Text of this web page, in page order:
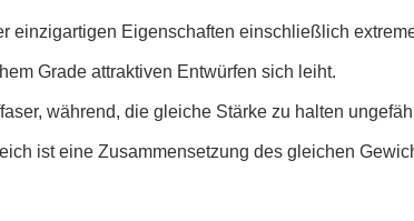
einzigartigen Eigenschaften einschließlich
Grade attraktiven Entwürfen sich leiht.
während, die gleiche Stärke zu halten
ist eine Zusammensetzung des gleichen